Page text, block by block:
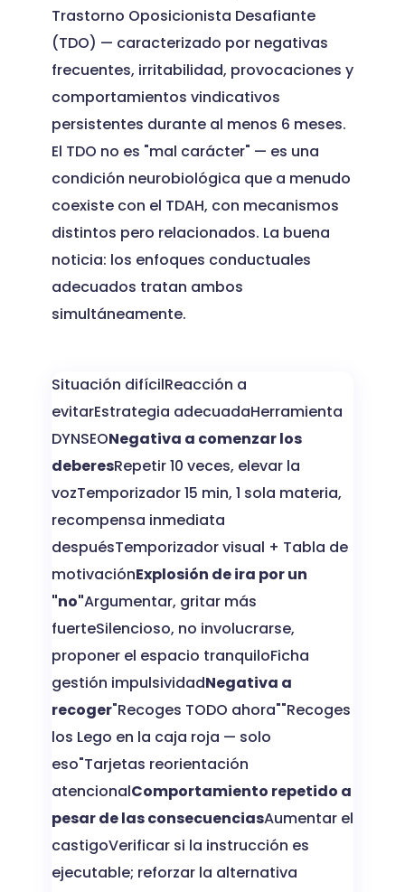
Trastorno Oposicionista Desafiante
(TDO) — caracterizado por negativas
frecuentes, irritabilidad, provocaciones y
comportamientos vindicativos
persistentes durante al menos 6 meses.
El TDO no es "mal carácter" — es una
condición neurobiológica que a menudo
coexiste con el TDAH, con mecanismos
distintos pero relacionados. La buena
noticia: los enfoques conductuales
adecuados tratan ambos
simultáneamente.
Situación difícilReacción a
evitarEstrategia adecuadaHerramienta
DYNSEONegativa a comenzar los
deberesRepetir 10 veces, elevar la
vozTemporizador 15 min, 1 sola materia,
recompensa inmediata
despuésTemporizador visual + Tabla de
motivaciónExplosión de ira por un
"no"Argumentar, gritar más
fuerteSilencioso, no involucrarse,
proponer el espacio tranquiloFicha
gestión impulsividadNegativa a
recoger"Recoges TODO ahora""Recoges
los Lego en la caja roja — solo
eso"Tarjetas reorientación
atencionalComportamiento repetido a
pesar de las consecuenciasAumentar el
castigoVerificar si la instrucción es
ejecutable; reforzar la alternativa